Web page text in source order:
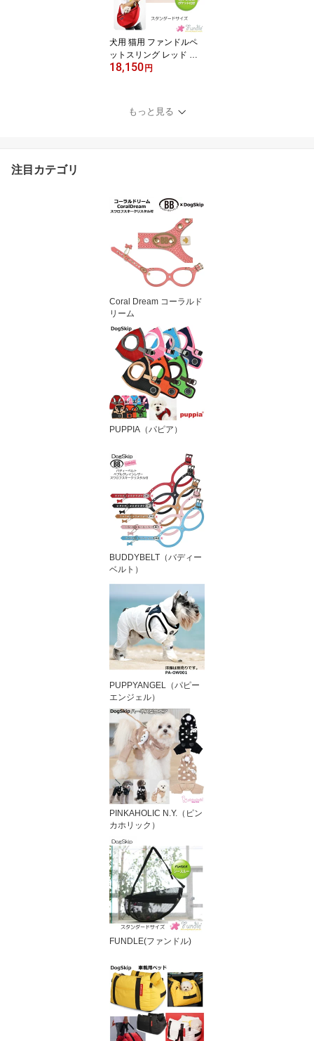
極のハーネス
犬用 猫用 ファンドルペ
ットスリング レッド ス
タンダードサイズ fundle
18,150円
もっと見る
注目カテゴリ
Coral Dream コーラルド
リーム
PUPPIA（パピア）
BUDDYBELT（バディー
ベルト）
PUPPYANGEL（パピー
エンジェル）
PINKAHOLIC N.Y.（ピン
カホリック）
FUNDLE(ファンドル)